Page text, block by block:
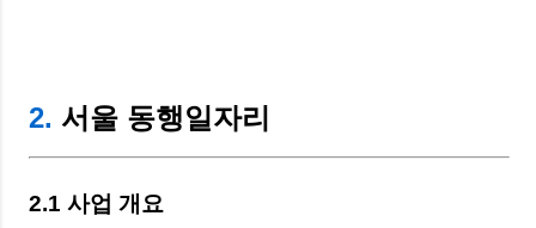
2. 서울 동행일자리
2.1 사업 개요